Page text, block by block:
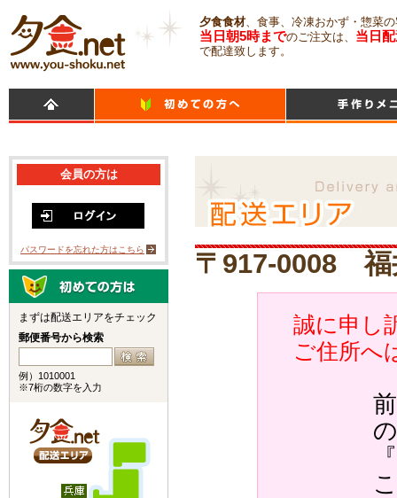
夕食食材、食事、冷凍おかず・惣菜
当日朝5時までのご注文は、 当日
で配達致します。
〒917-0008 福
誠に申し
ご住所へ
の
『
会員の方は
パスワードを忘れた方はこちら
まずは配送エリアをチェック
郵便番号から検索
例）1010001
※7桁の数字を入力